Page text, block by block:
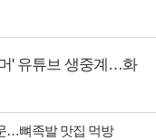
' 유튜브 생중계…화
…뼈족발 맛집 먹방